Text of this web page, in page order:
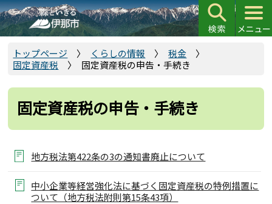
こ
の
ペ
で
トップページ くらしの情報
税金
固定資産税
固定資産税の申告・手続き
固定資産税の申告・手続き
地方税法第422条の3の通知書廃止について
中小企業等経営強化法に基づく固定資産税の特例措置に
ついて（地方税法附則第15条43項）